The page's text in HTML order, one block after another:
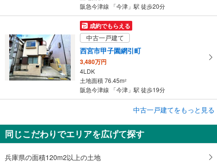
阪急今津線 「今津」駅 徒歩20分
成約でもらえる
中古一戸建て
西宮市甲子園網引町
3,480万円
4LDK
土地面積 76.45m2
阪急今津線 「今津」駅 徒歩19分
西宮市甲子園洲鳥町
2,780万円
4K
中古一戸建てをもっと見る
同じこだわりでエリアを広げて探す
兵庫県の面積120m2以上の土地